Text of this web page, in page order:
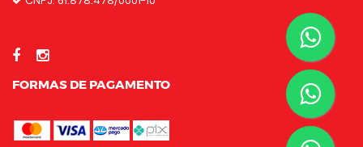
FORMAS DE PAGAMENTO